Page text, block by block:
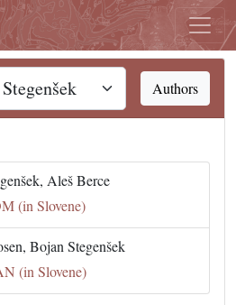
Authors
Aleš Berce
(in Slovene)
Bojan Stegenšek
(in Slovene)